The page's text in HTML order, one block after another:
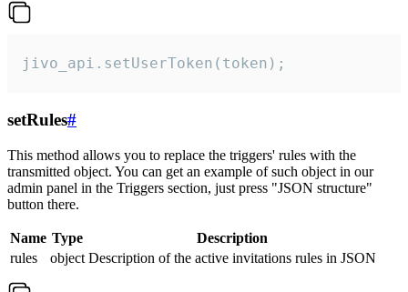
jivo_api.setUserToken(token);
setRules#
This method allows you to replace the triggers' rules with the
transmitted object. You can get an example of such object in our
admin panel in the Triggers section, just press "JSON structure"
button there.
Name Type
Description
rules
object Description of the active invitations rules in JSON